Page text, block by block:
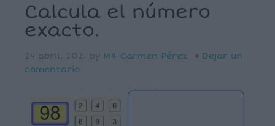
Calcula el número
exacto.
24 abril, 2021 by Mª Carmen Pérez
Dejar un
comentario